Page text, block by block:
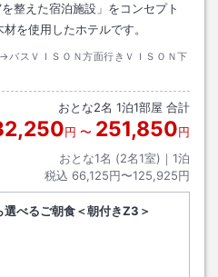
整えた宿泊施設」をコンセプト
を使用したホテルです。
バスＶＩＳＯＮ方面行きＶＩＳＯＮ下
おとな2名 1泊1部屋 合計
円 〜 251,850円
おとな1名 (2名1室)｜ 1泊
税込 66,125円〜125,925円
選べるご朝食＜朝付きZ3＞